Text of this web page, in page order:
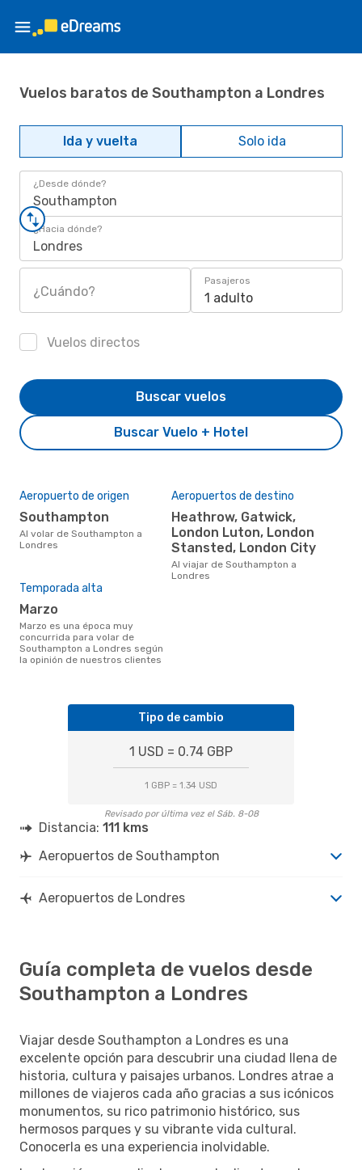
Vuelos baratos de Southampton a Londres
Ida y vuelta Solo ida
¿Desde dónde?
Southampton
¿Hacia dónde?
Londres
¿Cuándo?
Pasajeros
1 adulto
Vuelos directos
Buscar Vuelo + Hotel
Buscar vuelos
Aeropuerto de origen
Southampton
Al volar de Southampton a
Londres
Aeropuertos de destino
Heathrow, Gatwick,
London Luton, London
Stansted, London City
Al viajar de Southampton a
Londres
Temporada alta
marzo
marzo es una época muy
concurrida para volar de
Southampton a Londres según
la opinión de nuestros clientes
Tipo de cambio
1 USD = 0.74 GBP
1 GBP = 1.34 USD
Revisado por última vez el Sáb. 8-08
Distancia: 111 kms
Aeropuertos de Southampton
Aeropuertos de Londres
Guía completa de vuelos desde
Southampton a Londres
Viajar desde Southampton a Londres es una
excelente opción para descubrir una ciudad llena de
historia, cultura y paisajes urbanos. Londres atrae a
millones de viajeros cada año gracias a sus icónicos
monumentos, su rico patrimonio histórico, sus
hermosos parques y su vibrante vida cultural.
Conocerla es una experiencia inolvidable.